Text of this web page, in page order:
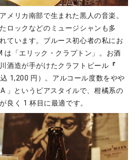
メリカ南部で生まれた黒人の音楽。
ロックなどのミュージシャンも多
ています。ブルース初心者の私にお
は「エリック・クラプトン」。お酒
酒造が手がけたクラフトビール 『
込 1,200 円）。アルコール度数をやや
」というビアスタイルで、柑橘系の
良く 1 杯目に最適です。